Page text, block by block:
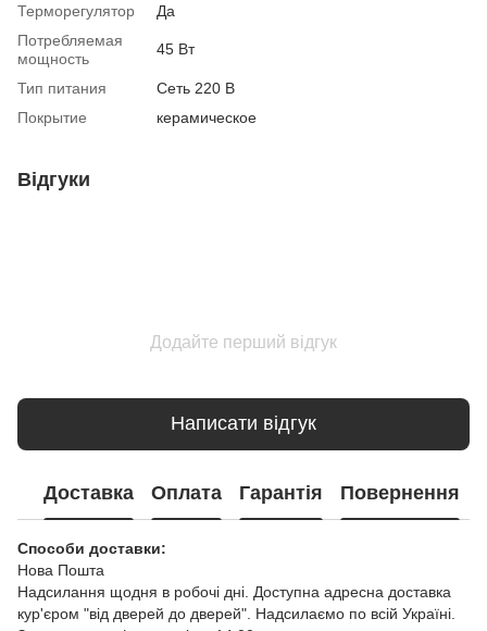
Терморегулятор
Да
Потребляемая
мощность
45 Вт
Тип питания
Сеть 220 В
Покрытие
керамическое
Відгуки
Додайте перший відгук
Написати відгук
Доставка Оплата Гарантія Повернення
Способи доставки:
Нова Пошта
Надсилання щодня в робочі дні. Доступна адресна доставка
кур'єром "від дверей до дверей". Надсилаємо по всій Україні.